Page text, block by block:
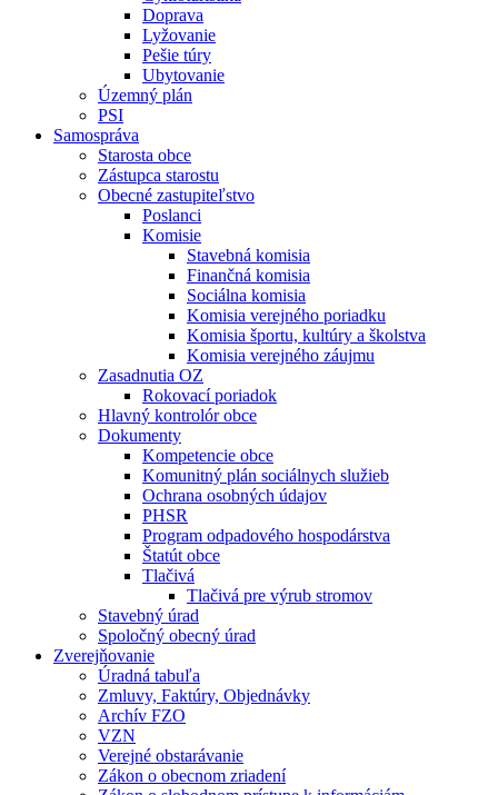
Doprava
Lyžovanie
Pešie túry
Ubytovanie
Územný plán
PSI
Samospráva
Starosta obce
Zástupca starostu
Obecné zastupiteľstvo
Poslanci
Komisie
Stavebná komisia
Finančná komisia
Sociálna komisia
Komisia verejného poriadku
Komisia športu, kultúry a školstva
Komisia verejného záujmu
Zasadnutia OZ
Rokovací poriadok
Hlavný kontrolór obce
Dokumenty
Kompetencie obce
Komunitný plán sociálnych služieb
Ochrana osobných údajov
PHSR
Program odpadového hospodárstva
Štatút obce
Tlačivá
Tlačivá pre výrub stromov
Stavebný úrad
Spoločný obecný úrad
Zverejňovanie
Úradná tabuľa
Zmluvy, Faktúry, Objednávky
Archív FZO
VZN
Verejné obstarávanie
Zákon o obecnom zriadení